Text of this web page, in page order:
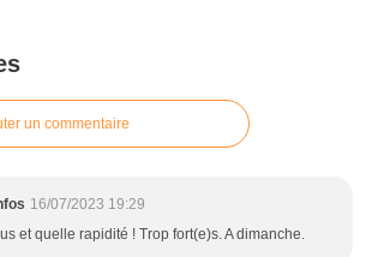
un commentaire
16/07/2023 19:29
et quelle rapidité ! Trop fort(e)s. A dimanche.